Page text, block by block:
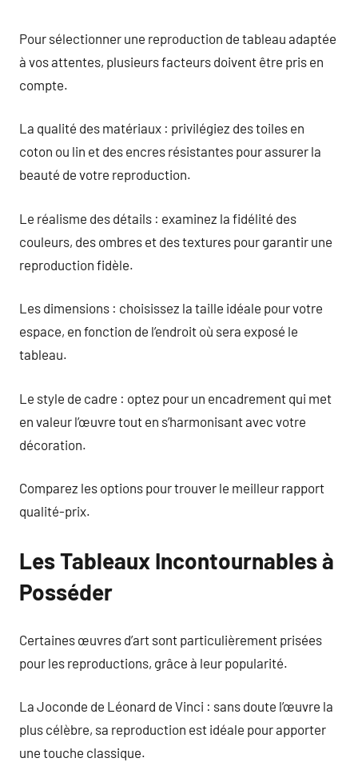
Pour sélectionner une reproduction de tableau adaptée
à vos attentes, plusieurs facteurs doivent être pris en
compte.
La qualité des matériaux : privilégiez des toiles en
coton ou lin et des encres résistantes pour assurer la
beauté de votre reproduction.
Le réalisme des détails : examinez la fidélité des
couleurs, des ombres et des textures pour garantir une
reproduction fidèle.
Les dimensions : choisissez la taille idéale pour votre
espace, en fonction de l’endroit où sera exposé le
tableau.
Le style de cadre : optez pour un encadrement qui met
en valeur l’œuvre tout en s’harmonisant avec votre
décoration.
Comparez les options pour trouver le meilleur rapport
qualité-prix.
Les Tableaux Incontournables à
Posséder
Certaines œuvres d’art sont particulièrement prisées
pour les reproductions, grâce à leur popularité.
La Joconde de Léonard de Vinci : sans doute l’œuvre la
plus célèbre, sa reproduction est idéale pour apporter
une touche classique.